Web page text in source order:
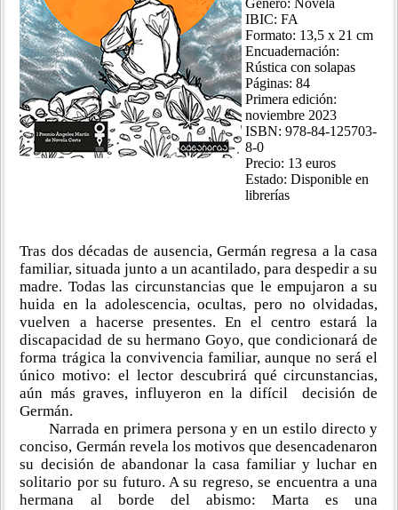
Género: Novela
IBIC: FA
Formato: 13,5 x 21 cm
Encuadernación:
Rústica con solapas
Páginas: 84
Primera edición:
noviembre 2023
ISBN: 978-84-125703-
8-0
Precio: 13 euros
Estado: Disponible en
librerías
Tras dos décadas de ausencia, Germán regresa a la casa
familiar, situada junto a un acantilado, para despedir a su
madre. Todas las circunstancias que le empujaron a su
huida en la adolescencia, ocultas, pero no olvidadas,
vuelven a hacerse presentes. En el centro estará la
discapacidad de su hermano Goyo, que condicionará de
forma trágica la convivencia familiar, aunque no será el
único motivo: el lector descubrirá qué circunstancias,
aún más graves, influyeron en la difícil decisión de
Germán.
Narrada en primera persona y en un estilo directo y
conciso, Germán revela los motivos que desencadenaron
su decisión de abandonar la casa familiar y luchar en
solitario por su futuro. A su regreso, se encuentra a una
hermana al borde del abismo: Marta es una